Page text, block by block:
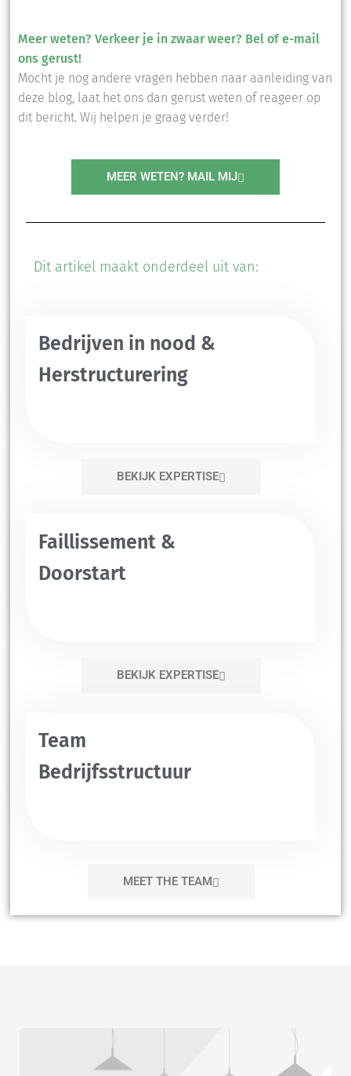
Meer weten? Verkeer je in zwaar weer? Bel of e-mail
ons gerust!
Mocht je nog andere vragen hebben naar aanleiding van
deze blog, laat het ons dan gerust weten of reageer op
dit bericht. Wij helpen je graag verder!
MEER WETEN? MAIL MIJ
Dit artikel maakt onderdeel uit van:
Bedrijven in nood &
Herstructurering
BEKIJK EXPERTISE
Faillissement &
Doorstart
BEKIJK EXPERTISE
Team
Bedrijfsstructuur
MEET THE TEAM